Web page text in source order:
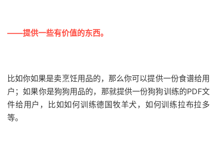
——提供一些有价值的东西。
比如你如果是卖烹饪用品的，那么你可以提供一份食谱给用
户；如果你是狗狗用品的，那就提供一份狗狗训练的PDF文
件给用户，比如如何训练德国牧羊犬，如何训练拉布拉多
等。